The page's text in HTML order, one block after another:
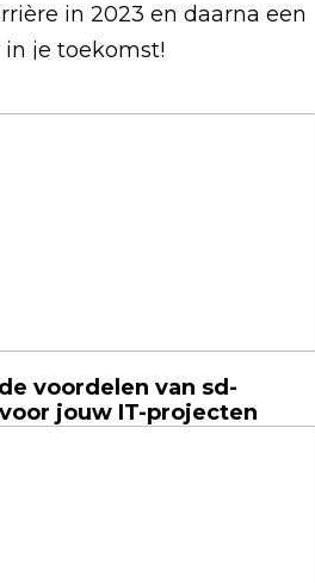
in 2023 en daarna een
je toekomst!
voordelen van sd-
jouw IT-projecten